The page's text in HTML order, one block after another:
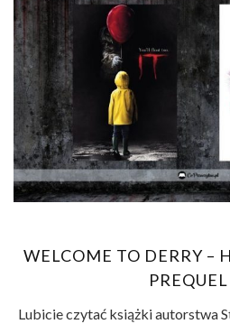
WELCOME TO DERRY –
Lubicie czytać książki autorstwa